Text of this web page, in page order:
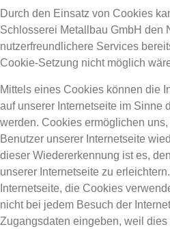
Durch den Einsatz von Cookies
Schlosserei Metallbau GmbH den
nutzerfreundlichere Services
Cookie-Setzung nicht möglich
Mittels eines Cookies können die
auf unserer Internetseite im Sinne
werden. Cookies ermöglichen
Benutzer unserer Internetseite
dieser Wiedererkennung ist es,
unserer Internetseite zu
Internetseite, die Cookies
nicht bei jedem Besuch der
Zugangsdaten eingeben, weil dies